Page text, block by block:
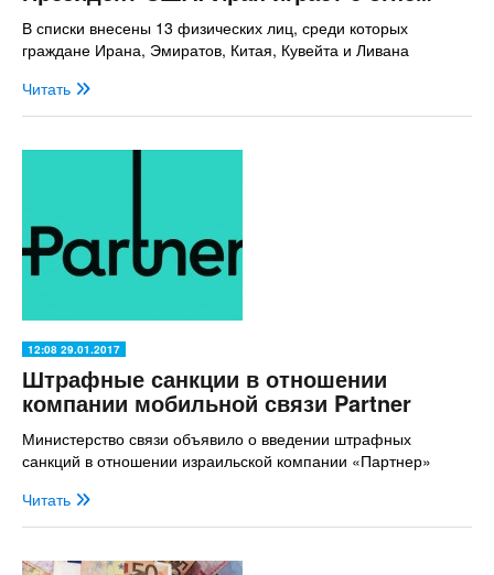
В списки внесены 13 физических лиц, среди которых
граждане Ирана, Эмиратов, Китая, Кувейта и Ливана
Читать
12:08 29.01.2017
Штрафные санкции в отношении
компании мобильной связи Partner
Министерство связи объявило о введении штрафных
санкций в отношении израильской компании «Партнер»
Читать